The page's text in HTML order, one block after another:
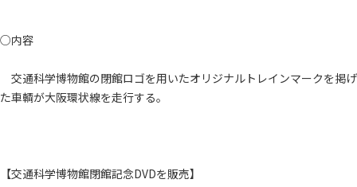
○内容
交通科学博物館の閉館ロゴを用いたオリジナルトレインマークを掲げ
た車輌が大阪環状線を走行する。
【交通科学博物館閉館記念DVDを販売】